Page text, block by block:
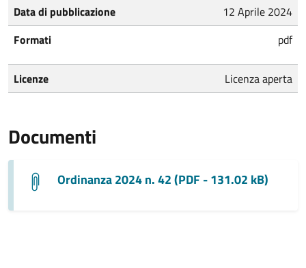
Data di pubblicazione
12 Aprile 2024
Formati
pdf
Licenze Licenza aperta
Documenti
Ordinanza 2024 n. 42 (PDF - 131.02 kB)